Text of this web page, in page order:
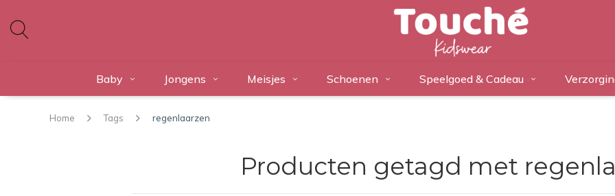
Baby Jongens Meisjes Schoenen Speelgoed & Cadeau
Home Tags regenlaarzen
Producten getagd met